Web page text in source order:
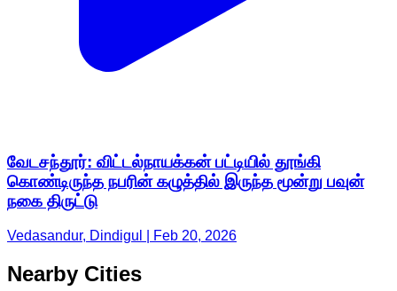
வேடசந்தூர்: விட்டல்நாயக்கன் பட்டியில் தூங்கி
கொண்டிருந்த நபரின் கழுத்தில் இருந்த மூன்று பவுன்
நகை திருட்டு
Vedasandur, Dindigul | Feb 20, 2026
Nearby Cities